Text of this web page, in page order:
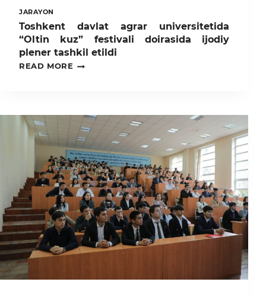
JARAYON
Toshkent davlat agrar universitetida
“Oltin kuz” festivali doirasida ijodiy
plener tashkil etildi
READ MORE
TOSHKENT
KUZ”
FESTIVALI
DOIRASIDA
IJODIY
PLENER
TASHKIL
ETILDI